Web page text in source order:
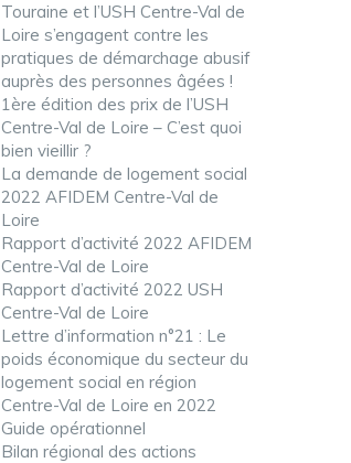
Touraine et l’USH Centre-Val de
Loire s’engagent contre les
pratiques de démarchage abusif
auprès des personnes âgées !
1ère édition des prix de l’USH
Centre-Val de Loire – C’est quoi
bien vieillir ?
La demande de logement social
2022 AFIDEM Centre-Val de
Loire
Rapport d’activité 2022 AFIDEM
Centre-Val de Loire
Rapport d’activité 2022 USH
Centre-Val de Loire
Lettre d’information n°21 : Le
poids économique du secteur du
logement social en région
Centre-Val de Loire en 2022
Guide opérationnel
Bilan régional des actions